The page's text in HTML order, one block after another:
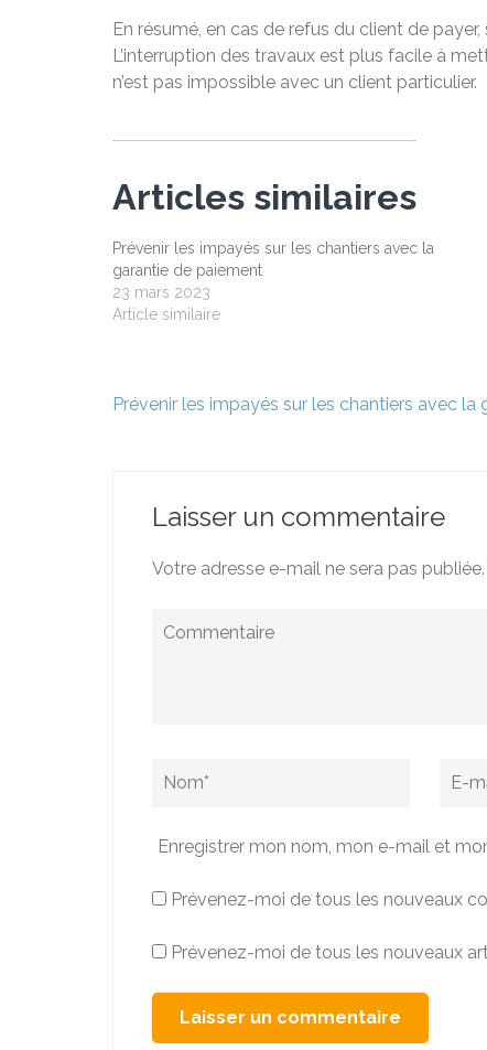
En résumé, en cas de refus du client de
L’interruption des travaux est plus facile à
n’est pas impossible avec un client particulier.
Articles similaires
Prévenir les impayés sur les chantiers avec la
garantie de paiement
23 mars 2023
Article similaire
Navigation
Prévenir les impayés sur les chantiers avec la
Laisser un commentaire
Votre adresse e-mail ne sera pas publiée.
Commentaire
Name Email
Enregistrer mon nom, mon e-mail et
Prévenez-moi de tous les nouveaux
Prévenez-moi de tous les nouveaux